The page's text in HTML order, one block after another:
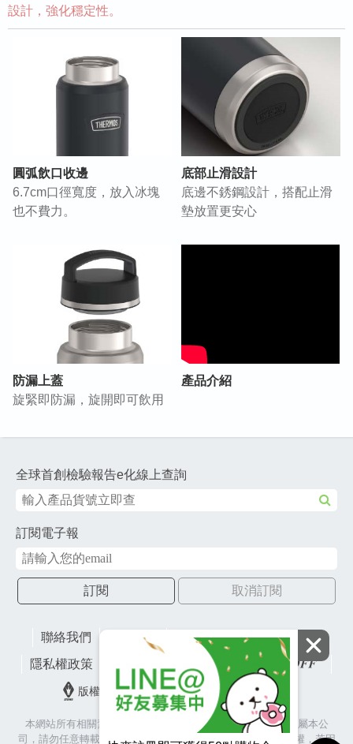
設計，強化穩定性。
圓弧飲口收邊
6.7cm口徑寬度，放入冰塊
也不費力。
底部止滑設計
底邊不銹鋼設計，搭配止滑
墊放置更安心
防漏上蓋
旋緊即防漏，旋開即可飲用
產品介紹
全球首創檢驗報告e化線上查詢
訂閱電子報
訂閱 取消訂閱
聯絡我們 網站地圖
財團法人有容教育基金會
隱私權政策
lifefactory
版權所有© 2026 皇冠金屬工業股份有限公司
本網站所有相關素材(含照片、圖片、影音、文字等)著作權皆屬本公
司，請勿任意轉載作為商業使用，並籲請尊重各代言人之肖像權，若因